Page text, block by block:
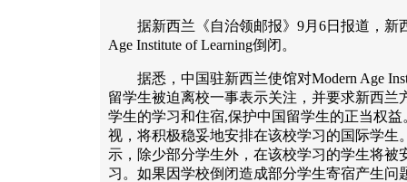
据新西兰《自治领邮报》9月6日报道，新
Age Institute of Learning倒闭。
据悉，中国驻新西兰使馆对Modern Age
留学生被迫离校一事表示关注，并要求新西兰
学生的学习和住宿,保护中国留学生的正当权
视，将积极稳妥地安排在该校学习的国际学生
示，除少部分学生外，在该校学习的学生将被
习。如果因学校倒闭造成部分学生寄宿产生问